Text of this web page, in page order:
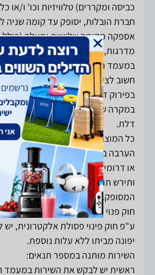
כביסה ומקררים) טלוויזיות וכו' ו/
מדרגות, הנמוך מבניהם, תידרש
חשוב לציין כי עלות ההובלה אינה
כל המוצרים הכוללים הובלות הם
הערבה בדרום. בכל מקרה של הובלה
ע"פ חוק פינוי פסולת אלקטרונית,